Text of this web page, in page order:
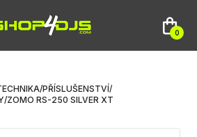
0
/PŘÍSLUŠENSTVÍ/
/ZOMO RS-250 SILVER XT